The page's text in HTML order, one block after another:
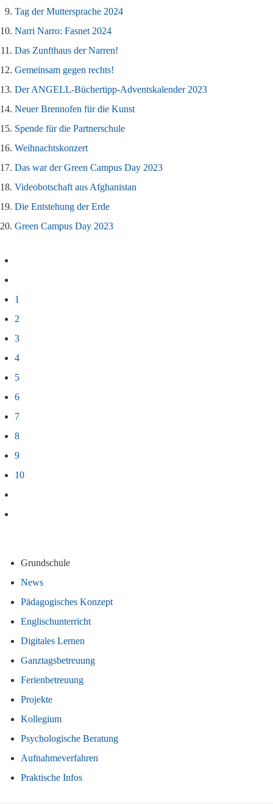
Tag der Muttersprache 2024
Narri Narro: Fasnet 2024
Das Zunfthaus der Narren!
Gemeinsam gegen rechts!
Der ANGELL-Büchertipp-Adventskalender 2023
Neuer Brennofen für die Kunst
Spende für die Partnerschule
Weihnachtskonzert
Das war der Green Campus Day 2023
Videobotschaft aus Afghanistan
Die Entstehung der Erde
Green Campus Day 2023
1
2
3
4
5
6
7
8
9
10
Grundschule
News
Pädagogisches Konzept
Englischunterricht
Digitales Lernen
Ganztagsbetreuung
Ferienbetreuung
Projekte
Kollegium
Psychologische Beratung
Aufnahmeverfahren
Praktische Infos